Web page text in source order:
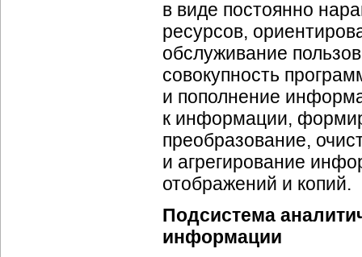
в виде постоянно
ресурсов,
обслуживание
совокупность
и пополнение
к информации,
преобразование,
и агрегирование
отображений и копий.
Подсистема
информации